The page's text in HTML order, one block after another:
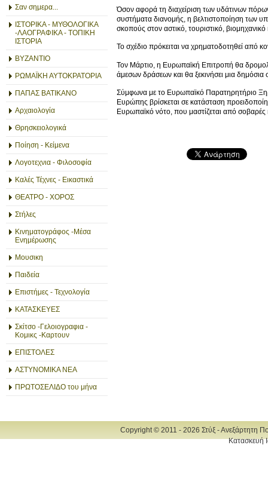
Σαν σημερα...
ΙΣΤΟΡΙΚΑ - ΜΥΘΟΛΟΓΙΚΑ
-ΛΑΟΓΡΑΦΙΚΑ - ΤΟΠΙΚΗ
ΙΣΤΟΡΙΑ
ΒΥΖΑΝΤΙΟ
ΡΩΜΑΪΚΗ ΑΥΤΟΚΡΑΤΟΡΙΑ
ΠΑΠΑΣ ΒΑΤΙΚΑΝΟ
Αρχαιολογία
Θρησκειολογικά
Ποίηση - Κείμενα
Λογοτεχνια - Φιλοσοφία
Καλές Τέχνες - Εικαστικά
ΘΕΑΤΡΟ - ΧΟΡΟΣ
Στήλες
Κινηματογράφος -Μέσα
Ενημέρωσης
Μουσικη
Παιδεία
Επιστήμες - Τεχνολογία
ΚΑΤΑΣΚΕΥΕΣ
Σκίτσο -Γελοιογραφια -
Κομικς -Καρτουν
ΕΠΙΣΤΟΛΕΣ
ΑΣΤΥΝΟΜΙΚΑ ΝΕΑ
ΠΡΩΤΟΣΕΛΙΔΟ του μήνα
Όσον αφορά τη διαχείριση των υδάτινων
συστήματα διανομής, η βελτιστοποίηση των
σκοπούς στον αστικό, τουριστικό,
Το σχέδιο πρόκειται να χρηματοδοτηθεί από
Τον Μάρτιο, η Ευρωπαϊκή Επιτροπή θα
άμεσων δράσεων και θα ξεκινήσει μια δημόσια
Σύμφωνα με το Ευρωπαϊκό Παρατηρητήριο
Ευρώπης βρίσκεται σε κατάσταση
Ευρωπαϊκό νότο, που μαστίζεται από σοβαρές
Copyright © 2011 - 2026 Στύξ - Ανεξάρτητη
Κατασκευή